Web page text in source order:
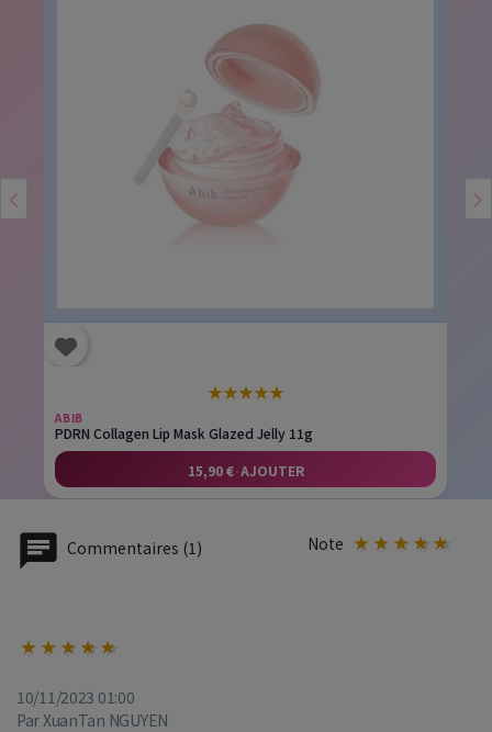
★★★★★
ABIB
PDRN Collagen Lip Mask Glazed Jelly 11g
15,90 €·AJOUTER
Commentaires (1) Note
10/11/2023 01:00
Par XuanTan NGUYEN